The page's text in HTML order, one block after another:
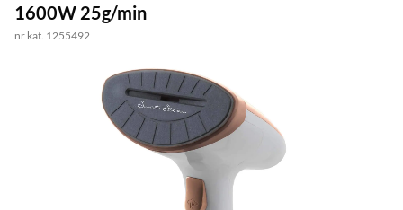
1600W 25g/min
nr kat. 1255492